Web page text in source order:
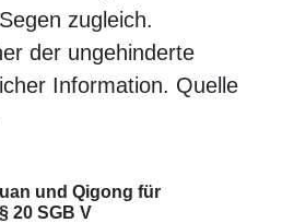
zugleich.
der ungehinderte
Information. Quelle
und Qigong für
20 SGB V